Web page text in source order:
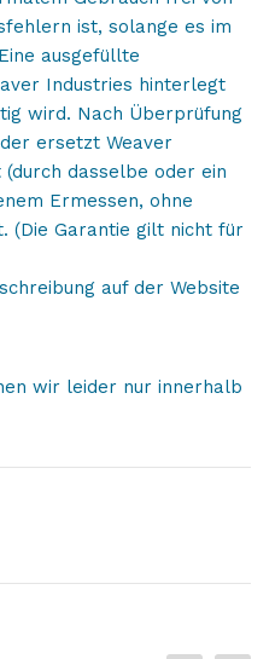
ist, solange es im
ausgefüllte
Industries hinterlegt
wird. Nach Überprüfung
ersetzt Weaver
dasselbe oder ein
Ermessen, ohne
(Die Garantie gilt nicht für
auf der Website
wir leider nur innerhalb